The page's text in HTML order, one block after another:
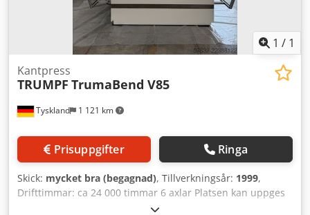
1 / 1
Tyskland 1 121 km
Kantpress
TRUMPF TrumaBend V85
Prisuppgifter Ringa
Skick: mycket bra (begagnad), Tillverkningsår: 1999,
Drifttimmar: ca 24 000 timmar 6 axlar Platsen kan uppges
på förfrågan. Codpfeznip Ijx Afqsha